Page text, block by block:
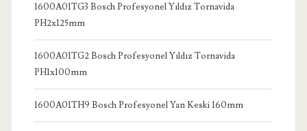
1600A01TG3 Bosch Profesyonel Yıldız Tornavida
PH2x125mm
1600A01TG2 Bosch Profesyonel Yıldız Tornavida
PH1x100mm
1600A01TH9 Bosch Profesyonel Yan Keski 160mm